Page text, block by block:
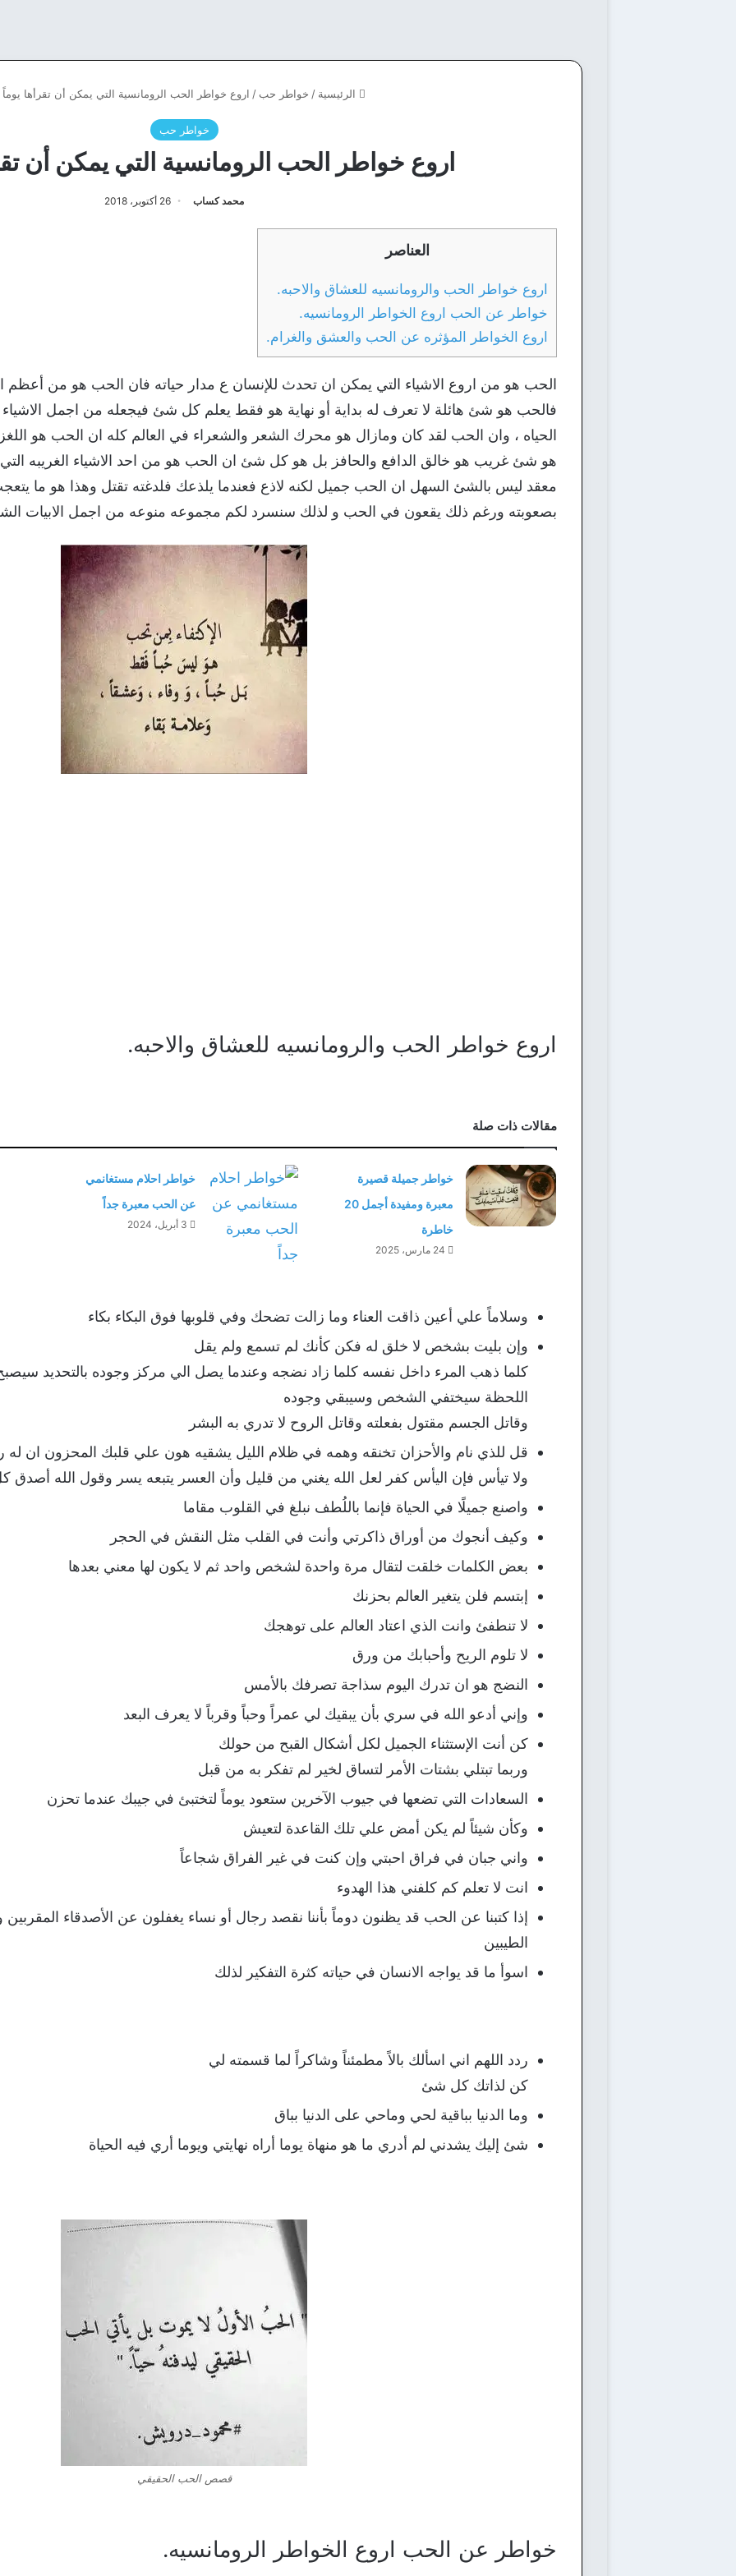
الرئيسية / خواطر حب / اروع خواطر الحب الرومانسية التي يمكن أن تقرأها يوماً
خواطر حب
اروع خواطر الحب الرومانسية التي يمكن أن
محمد كساب 26 أكتوبر، 2018
العناصر
اروع خواطر الحب والرومانسيه للعشاق والاحبه.
خواطر عن الحب اروع الخواطر الرومانسيه.
اروع الخواطر المؤثره عن الحب والعشق والغرام.
الحب هو من اروع الاشياء التي يمكن ان تحدث للإنسان ع مدار حياته فان الحب هو من أعظم
فالحب هو شئ هائلة لا تعرف له بداية أو نهاية هو فقط يعلم كل شئ فيجعله من اجمل
الحياه ، وان الحب لقد كان ومازال هو محرك الشعر والشعراء في العالم كله ان الحب هو اللغز
هو شئ غريب هو خالق الدافع والحافز بل هو كل شئ ان الحب هو من احد الاشياء الغريبه التي
معقد ليس بالشئ السهل ان الحب جميل لكنه لاذع فعندما يلذعك فلدغته تقتل وهذا هو ما
بصعوبته ورغم ذلك يقعون في الحب و لذلك سنسرد لكم مجموعه منوعه من اجمل الابيات
اروع خواطر الحب والرومانسيه للعشاق والاحبه.
مقالات ذات صلة
خواطر جميلة قصيرة
معبرة ومفيدة أجمل 20
خاطرة
24 مارس، 2025
خواطر احلام مستغانمي
عن الحب معبرة جداً
3 أبريل، 2024
وسلاماً علي أعين ذاقت العناء وما زالت تضحك وفي قلوبها فوق البكاء بكاء
وإن بليت بشخص لا خلق له فكن كأنك لم تسمع ولم يقل
كلما ذهب المرء داخل نفسه كلما زاد نضجه وعندما يصل الي مركز وجوده بالتحديد
اللحظة سيختفي الشخص وسيبقي وجوده
وقاتل الجسم مقتول بفعلته وقاتل الروح لا تدري به البشر
قل للذي نام والأحزان تخنقه وهمه في ظلام الليل يشقيه هون علي قلبك المحزون ان له
ولا تيأس فإن اليأس كفر لعل الله يغني من قليل وأن العسر يتبعه يسر وقول الله أصدق
واصنع جميلًا في الحياة فإنما باللُطف نبلغ في القلوب مقاما
وكيف أنجوك من أوراق ذاكرتي وأنت في القلب مثل النقش في الحجر
بعض الكلمات خلقت لتقال مرة واحدة لشخص واحد ثم لا يكون لها معني بعدها
إبتسم فلن يتغير العالم بحزنك
لا تنطفئ وانت الذي اعتاد العالم على توهجك
لا تلوم الريح وأحبابك من ورق
النضج هو ان تدرك اليوم سذاجة تصرفك بالأمس
وإني أدعو الله في سري بأن يبقيك لي عمراً وحباً وقرباً لا يعرف البعد
كن أنت الإستثناء الجميل لكل أشكال القبح من حولك
وربما تبتلي بشتات الأمر لتساق لخير لم تفكر به من قبل
السعادات التي تضعها في جيوب الآخرين ستعود يوماً لتختبئ في جيبك عندما تحزن
وكأن شيئاً لم يكن أمض علي تلك القاعدة لتعيش
واني جبان في فراق احبتي وإن كنت في غير الفراق شجاعاً
انت لا تعلم كم كلفني هذا الهدوء
إذا كتبنا عن الحب قد يظنون دوماً بأننا نقصد رجال أو نساء يغفلون عن الأصدقاء المقربين
الطيبين
اسوأ ما قد يواجه الانسان في حياته كثرة التفكير لذلك
ردد اللهم اني اسألك بالاً مطمئناً وشاكراً لما قسمته لي
كن لذاتك كل شئ
وما الدنيا بباقية لحي وماحي على الدنيا بباق
شئ إليك يشدني لم أدري ما هو منهاة يوما أراه نهايتي ويوما أري فيه الحياة
قصص الحب الحقيقي
خواطر عن الحب اروع الخواطر الرومانسيه.